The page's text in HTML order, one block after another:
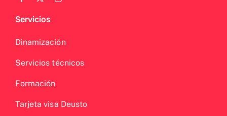
Servicios
Dinamización
Servicios técnicos
Formación
Tarjeta visa Deusto